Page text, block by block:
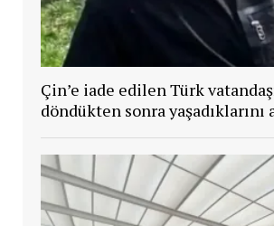
Çin’e iade edilen Türk
döndükten sonra yaşadıklarını